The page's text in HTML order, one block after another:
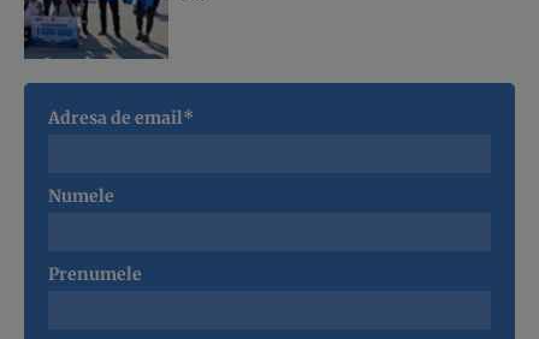
Adresa de email*
Numele
Prenumele